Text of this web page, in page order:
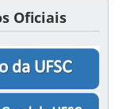
Oficiais